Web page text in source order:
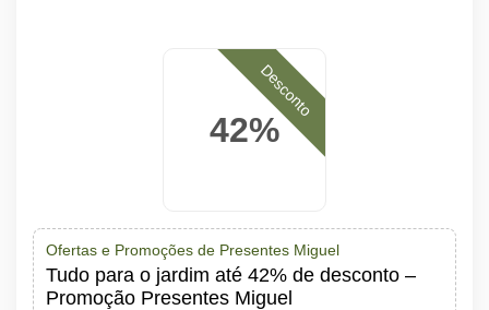
42%
Desconto
Ofertas e Promoções de Presentes Miguel
Tudo para o jardim até 42% de desconto –
Promoção Presentes Miguel